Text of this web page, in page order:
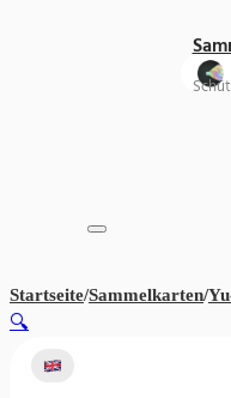
Startseite/Sammelkarten/
🔍